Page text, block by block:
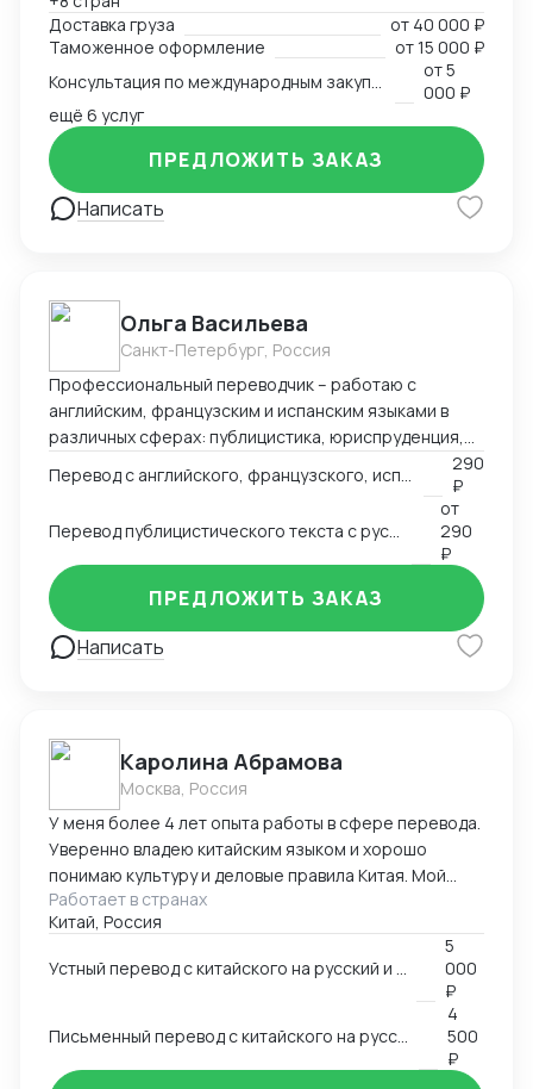
всех этапов оформления. Расчёт и планирование
затрат на транспорт, налоги, сертификацию. Опыт
разработки товара с нуля в Китае — от идеи и
адаптации под рынок до запуска продаж. Знание
рынка, умение быстро находить надёжных партнёров
и выстраивать устойчивые схемы поставок для
любой продукции — от промышленного
оборудования до товаров для маркетплейсов.
Доставка груза
от 40 000 ₽
Таможенное оформление
от15 000 ₽
от5
000 ₽
ещё 6 услуг
Написать
ПРЕДЛОЖИТЬ ЗАКАЗ
Ольга Васильева
Санкт-Петербург, Россия
Профессиональный переводчик – работаю с
английским, французским и испанским языками в
различных сферах: публицистика, юриспруденция,
290
₽
Перевод публицистического текста с русского языка на английский
от
290
₽
Написать
ПРЕДЛОЖИТЬ ЗАКАЗ
Каролина Абрамова
Москва, Россия
У меня более 4 лет опыта работы в сфере перевода.
Уверенно владею китайским языком и хорошо
понимаю культуру и деловые правила Китая. Мой
опыт работы включает работу в разных областях,
ВЭД, маркетинг, даже химическая промышленность.
гарантировать высокое качество перевода.
Работает в странах
Китай, Россия
Устный перевод с китайского на русский и с русского на китайский
5
000
₽
Письменный перевод с китайского на русский и с русского на китайский
4
500
₽